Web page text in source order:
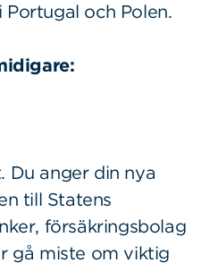
Portugal och Polen.
Du anger din nya
till Statens
försäkringsbolag
gå miste om viktig